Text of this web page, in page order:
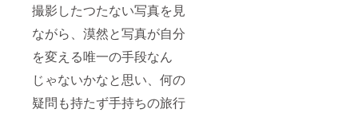
撮影したつたない写真を見
ながら、漠然と写真が自分
を変える唯一の手段なん
じゃないかなと思い、何の
疑問も持たず手持ちの旅行